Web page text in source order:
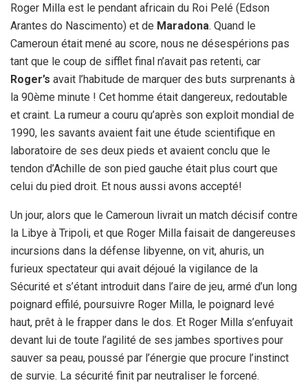
Roger Milla est le pendant africain du Roi Pelé (Edson
Arantes do Nascimento) et de Maradona. Quand le
Cameroun était mené au score, nous ne désespérions pas
tant que le coup de sifflet final n’avait pas retenti, car
Roger’s avait l’habitude de marquer des buts surprenants à
la 90ème minute ! Cet homme était dangereux, redoutable
et craint. La rumeur a couru qu’après son exploit mondial de
1990, les savants avaient fait une étude scientifique en
laboratoire de ses deux pieds et avaient conclu que le
tendon d’Achille de son pied gauche était plus court que
celui du pied droit. Et nous aussi avons accepté!
Un jour, alors que le Cameroun livrait un match décisif contre
la Libye à Tripoli, et que Roger Milla faisait de dangereuses
incursions dans la défense libyenne, on vit, ahuris, un
furieux spectateur qui avait déjoué la vigilance de la
Sécurité et s’étant introduit dans l’aire de jeu, armé d’un long
poignard effilé, poursuivre Roger Milla, le poignard levé
haut, prêt à le frapper dans le dos. Et Roger Milla s’enfuyait
devant lui de toute l’agilité de ses jambes sportives pour
sauver sa peau, poussé par l’énergie que procure l’instinct
de survie. La sécurité finit par neutraliser le forcené.